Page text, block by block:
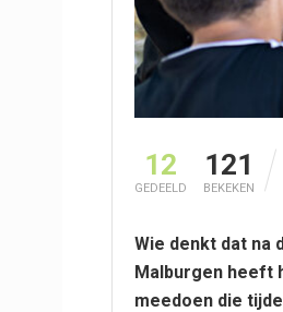
12
GEDEELD
121
BEKEKEN
Wie denkt dat na
Malburgen heeft
meedoen die